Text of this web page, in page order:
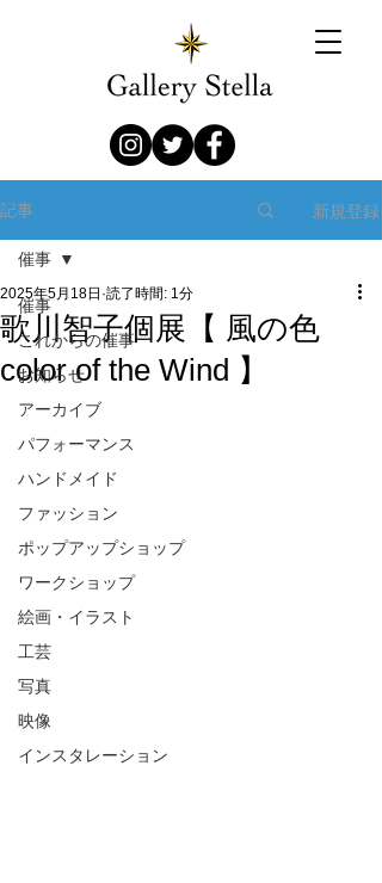
記事 新規登録
催事
これからの催事
お知らせ
アーカイブ
パフォーマンス
ハンドメイド
ファッション
ポップアップショップ
ワークショップ
絵画・イラスト
工芸
写真
映像
インスタレーション
催事
歌川智子個展【 風の色
color of the Wind 】
2025年5月18日 読了時間: 1分